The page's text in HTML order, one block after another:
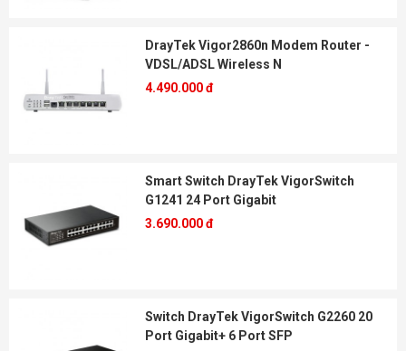
DrayTek Vigor2860n Modem Router -
VDSL/ADSL Wireless N
4.490.000 đ
Smart Switch DrayTek VigorSwitch
G1241 24 Port Gigabit
3.690.000 đ
Switch DrayTek VigorSwitch G2260 20
Port Gigabit+ 6 Port SFP